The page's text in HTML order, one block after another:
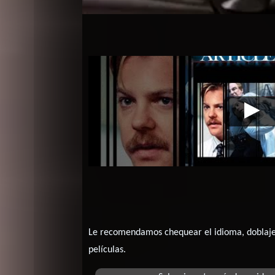
Paro clínicoVideo de la película
Le recomendamos chequear el idioma,
películas.